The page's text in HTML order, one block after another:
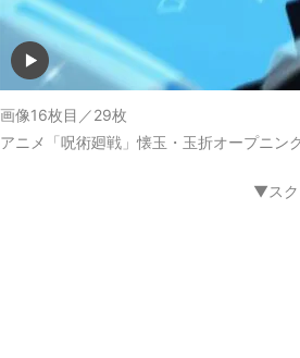
画像16枚目／29枚
アニメ「呪術廻戦」懐玉・玉折オープニン
▼スク